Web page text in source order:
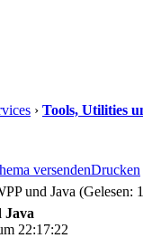
› Tools, Utilities
versendenDrucken
und Java (Gelesen:
Java
22:17:22